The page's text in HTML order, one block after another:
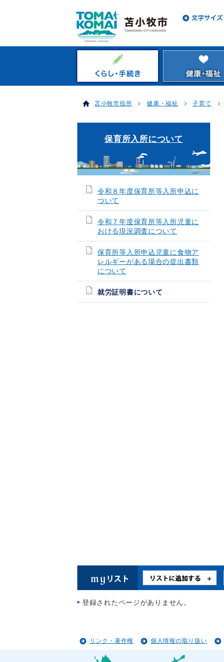
苫小牧市役所 健康・福祉 子育て
保育所入所について
令和８年度保育所等入所申込に
ついて
令和７年度保育所等入所児童に
おける現況調査について
保育所等入所申込児童に食物ア
レルギーがある場合の提出書類
について
就労証明書について
登録されたページがありません。
リンク・著作権 個人情報の取り扱い